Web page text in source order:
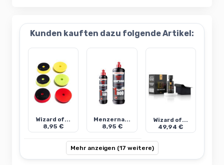
Kunden kauften dazu folgende Artikel:
Wizard of...
8,95 €
Menzerna...
8,95 €
Wizard of...
49,94 €
Mehr anzeigen (17 weitere)